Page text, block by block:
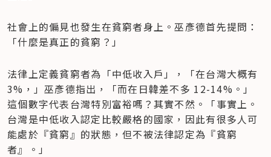
社會上的偏見也發生在貧窮者身上。巫彥德首先提問：
「什麼是真正的貧窮？」
法律上定義貧窮者為「中低收入戶」，「在台灣大概有
3%，」巫彥德指出，「而在日韓差不多 12-14%。」
這個數字代表台灣特別富裕嗎？其實不然。「事實上。
台灣是中低收入認定比較嚴格的國家，因此有很多人可
能處於『貧窮』的狀態，但不被法律認定為『貧窮
者』。」